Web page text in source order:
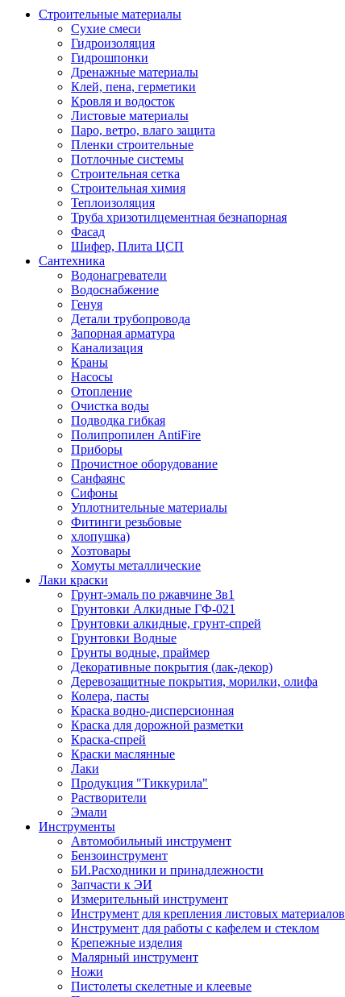
Строительные материалы
Сухие смеси
Гидроизоляция
Гидрошпонки
Дренажные материалы
Клей, пена, герметики
Кровля и водосток
Листовые материалы
Паро, ветро, влаго защита
Пленки строительные
Потлочные системы
Строительная сетка
Строительная химия
Теплоизоляция
Труба хризотилцементная безнапорная
Фасад
Шифер, Плита ЦСП
Сантехника
Водонагреватели
Водоснабжение
Генуя
Детали трубопровода
Запорная арматура
Канализация
Краны
Насосы
Отопление
Очистка воды
Подводка гибкая
Полипропилен AntiFire
Приборы
Прочистное оборудование
Санфаянс
Сифоны
Уплотнительные материалы
Фитинги резьбовые
хлопушка)
Хозтовары
Хомуты металлические
Лаки краски
Грунт-эмаль по ржавчине 3в1
Грунтовки Алкидные ГФ-021
Грунтовки алкидные, грунт-спрей
Грунтовки Водные
Грунты водные, праймер
Декоративные покрытия (лак-декор)
Деревозащитные покрытия, морилки, олифа
Колера, пасты
Краска водно-дисперсионная
Краска для дорожной разметки
Краска-спрей
Краски маслянные
Лаки
Продукция "Тиккурила"
Растворители
Эмали
Инструменты
Автомобильный инструмент
Бензоинструмент
БИ.Расходники и принадлежности
Запчасти к ЭИ
Измерительный инструмент
Инструмент для крепления листовых материалов
Инструмент для работы с кафелем и стеклом
Крепежные изделия
Малярный инструмент
Ножи
Пистолеты скелетные и клеевые